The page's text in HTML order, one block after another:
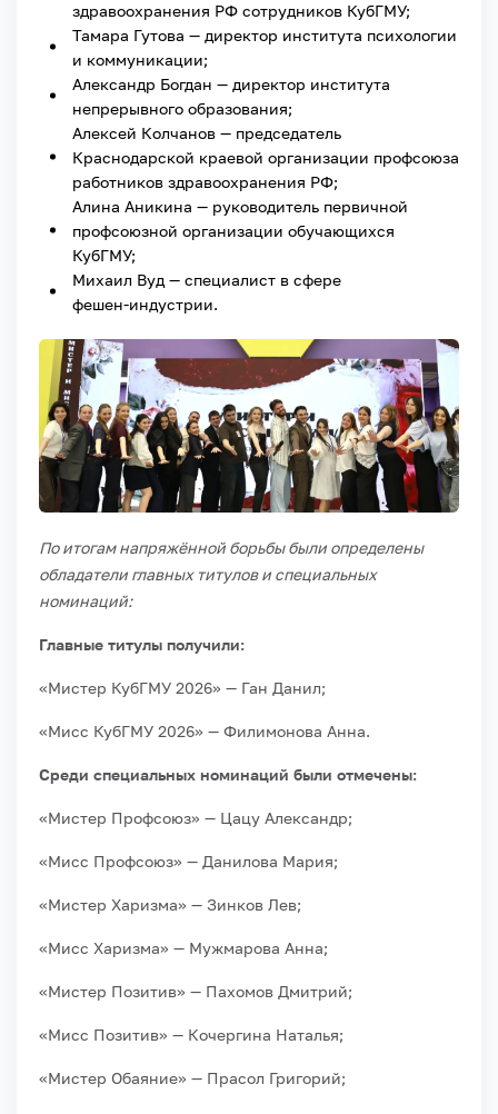
здравоохранения РФ сотрудников КубГМУ;
Тамара Гутова — директор института психологии
и коммуникации;
Александр Богдан — директор института
непрерывного образования;
Алексей Колчанов — председатель
Краснодарской краевой организации профсоюза
работников здравоохранения РФ;
Алина Аникина — руководитель первичной
профсоюзной организации обучающихся
КубГМУ;
Михаил Вуд — специалист в сфере
фешен‑индустрии.
По итогам напряжённой борьбы были определены
обладатели главных титулов и специальных
номинаций:
Главные титулы получили:
«Мистер КубГМУ 2026» — Ган Данил;
«Мисс КубГМУ 2026» — Филимонова Анна.
Среди специальных номинаций были отмечены:
«Мистер Профсоюз» — Цацу Александр;
«Мисс Профсоюз» — Данилова Мария;
«Мистер Харизма» — Зинков Лев;
«Мисс Харизма» — Мужмарова Анна;
«Мистер Позитив» — Пахомов Дмитрий;
«Мисс Позитив» — Кочергина Наталья;
«Мистер Обаяние» — Прасол Григорий;